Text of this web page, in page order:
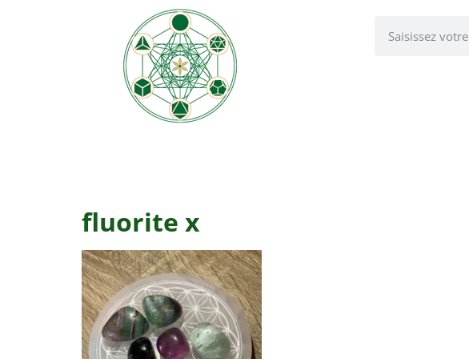
fluorite x